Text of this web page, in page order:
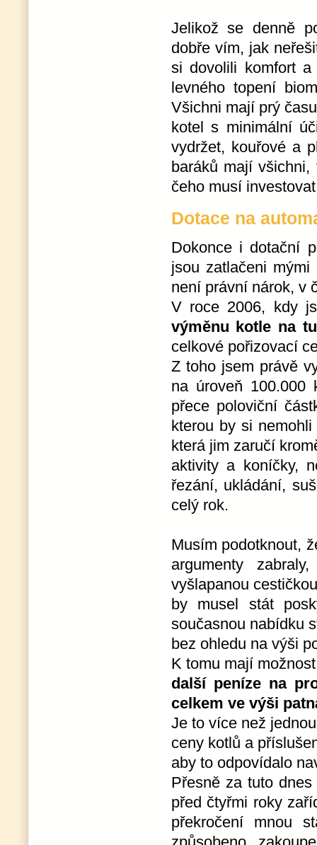
Jelikož se denně
dobře vím, jak
si dovolili komfort a
levného topení
Všichni mají prý
kotel s minimální
vydržet, kouřové a
baráků mají
čeho musí
Dotace na
Dokonce i dotační
jsou zatlačeni
není právní nárok, v
V roce 2006, kdy
výměnu kotle na
celkové pořizovací
Z toho jsem právě
na úroveň 100.000
přece poloviční
kterou by si
která jim zaručí
aktivity a koníčky,
řezání, ukládání,
celý rok.
Musím podotknout,
argumenty
vyšlapanou
by musel stát
současnou nabídku
bez ohledu na výši
K tomu mají
další peníze na
celkem ve výši
Je to více než
ceny kotlů a
aby to odpovídalo
Přesně za tuto
před čtyřmi roky
překročení mnou